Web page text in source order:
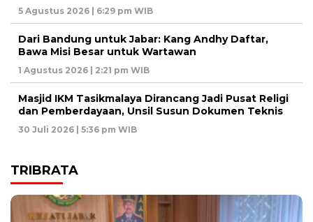
5 Agustus 2026 | 6:29 pm WIB
Dari Bandung untuk Jabar: Kang Andhy Daftar,
Bawa Misi Besar untuk Wartawan
1 Agustus 2026 | 2:21 pm WIB
Masjid IKM Tasikmalaya Dirancang Jadi Pusat Religi
dan Pemberdayaan, Unsil Susun Dokumen Teknis
30 Juli 2026 | 5:36 pm WIB
TRIBRATA